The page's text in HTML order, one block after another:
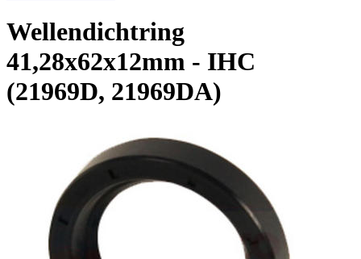
Wellendichtring
41,28x62x12mm - IHC
(21969D, 21969DA)